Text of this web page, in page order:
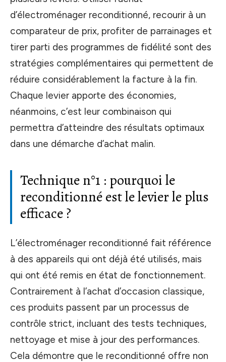
d’électroménager reconditionné, recourir à un
comparateur de prix, profiter de parrainages et
tirer parti des programmes de fidélité sont des
stratégies complémentaires qui permettent de
réduire considérablement la facture à la fin.
Chaque levier apporte des économies,
néanmoins, c’est leur combinaison qui
permettra d’atteindre des résultats optimaux
dans une démarche d’achat malin.
Technique n°1 : pourquoi le
reconditionné est le levier le plus
efficace ?
L’électroménager reconditionné fait référence
à des appareils qui ont déjà été utilisés, mais
qui ont été remis en état de fonctionnement.
Contrairement à l’achat d’occasion classique,
ces produits passent par un processus de
contrôle strict, incluant des tests techniques,
nettoyage et mise à jour des performances.
Cela démontre que le reconditionné offre non